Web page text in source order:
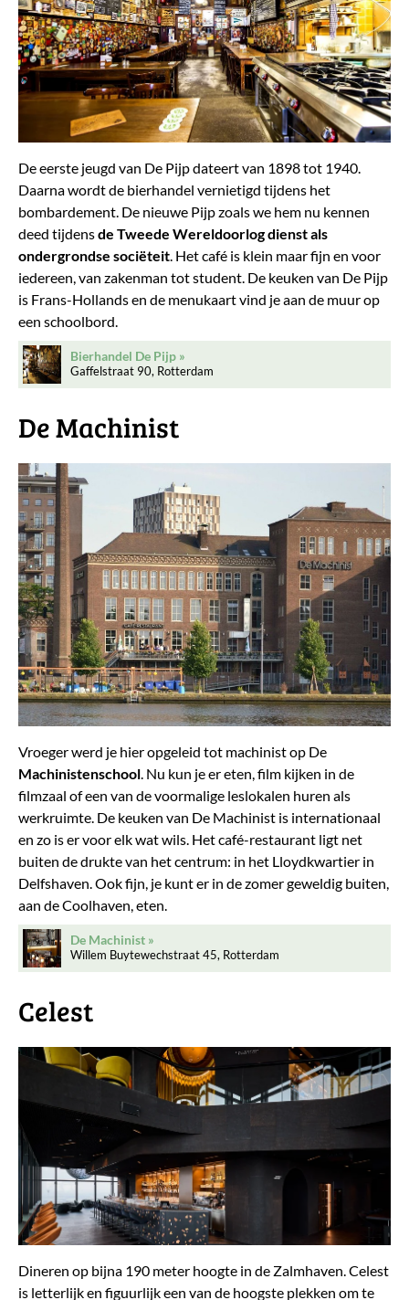
De eerste jeugd van De Pijp dateert van 1898 tot 1940.
Daarna wordt de bierhandel vernietigd tijdens het
bombardement. De nieuwe Pijp zoals we hem nu kennen
deed tijdensde Tweede Wereldoorlog dienst als
ondergrondse sociëteit. Het café is klein maar fijn en voor
iedereen, van zakenman tot student. De keuken van De Pijp
is Frans-Hollands en de menukaart vind je aan de muur op
een schoolbord.
Bierhandel De Pijp
Gaffelstraat 90, Rotterdam
De Machinist
Vroeger werd je hier opgeleid tot machinist op De
Machinistenschool. Nu kun je er eten, film kijken in de
filmzaal of een van de voormalige leslokalen huren als
werkruimte. De keuken van De Machinist is internationaal
en zo is er voor elk wat wils. Het café-restaurant ligt net
buiten de drukte van het centrum: in het Lloydkwartier in
Delfshaven. Ook fijn, je kunt er in de zomer geweldig buiten,
aan de Coolhaven, eten.
De Machinist
Willem Buytewechstraat 45, Rotterdam
Celest
Dineren op bijna 190 meter hoogte in de Zalmhaven. Celest
is letterlijk en figuurlijk een van de hoogste plekken om te